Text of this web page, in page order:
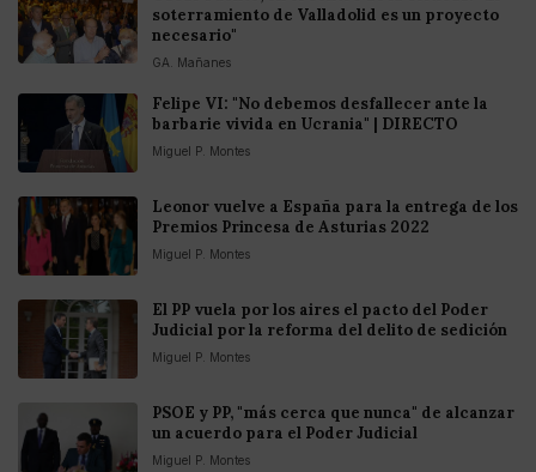
soterramiento de Valladolid es un proyecto
necesario"
GA. Mañanes
Felipe VI: "No debemos desfallecer ante la
barbarie vivida en Ucrania" | DIRECTO
Miguel P. Montes
Leonor vuelve a España para la entrega de los
Premios Princesa de Asturias 2022
Miguel P. Montes
El PP vuela por los aires el pacto del Poder
Judicial por la reforma del delito de sedición
Miguel P. Montes
PSOE y PP, "más cerca que nunca" de alcanzar
un acuerdo para el Poder Judicial
Miguel P. Montes